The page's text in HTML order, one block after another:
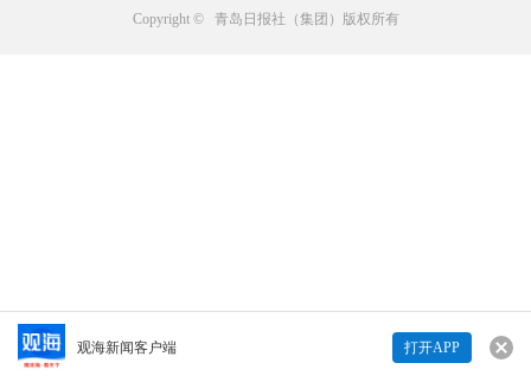
观海新闻客户端 打开APP
来说两句吧...
Copyright © 青岛日报社（集团）版权所有